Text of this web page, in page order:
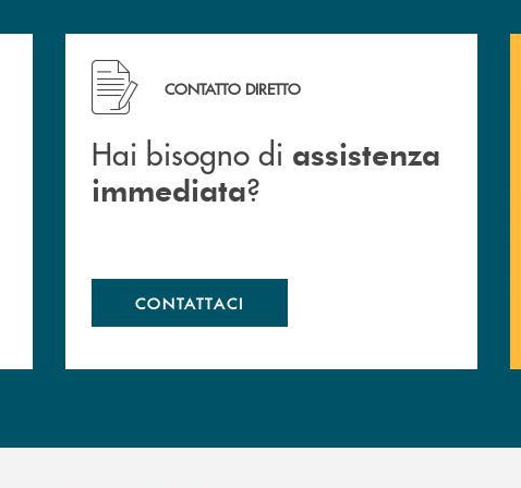
Hai bisogno di assistenza immediata ?
CONTATTO DIRETTO
Hai bisogno di assistenza
immediata?
CONTATTACI